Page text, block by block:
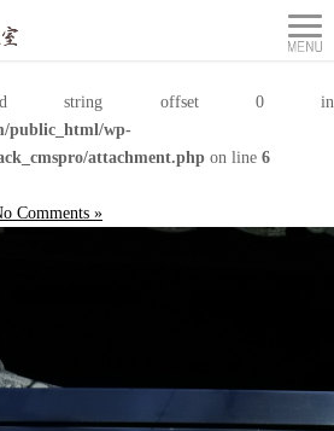
string offset 0 in
public_html/wp-
attachment.php on line 6
Comments »